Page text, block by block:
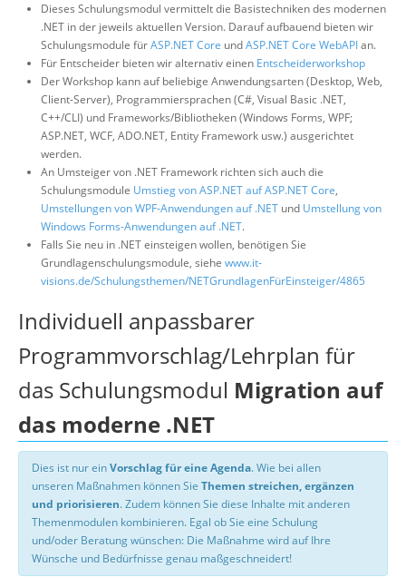
Dieses Schulungsmodul vermittelt die Basistechniken des modernen
.NET in der jeweils aktuellen Version. Darauf aufbauend bieten wir
Schulungsmodule fürASP.NET Core undASP.NET Core WebAPIan.
Für Entscheider bieten wir alternativ einen Entscheiderworkshop
Der Workshop kann auf beliebige Anwendungsarten (Desktop, Web,
Client-Server), Programmiersprachen (C#, Visual Basic .NET,
C++/CLI) und Frameworks/Bibliotheken (Windows Forms, WPF;
ASP.NET, WCF, ADO.NET, Entity Framework usw.) ausgerichtet
werden.
An Umsteiger von .NET Framework richten sich auch die
Schulungsmodule Umstieg von ASP.NET auf ASP.NET Core,
Umstellungen von WPF-Anwendungen auf .NET und Umstellung von
Windows Forms-Anwendungen auf .NET.
Falls Sie neu in .NET einsteigen wollen, benötigen Sie
Grundlagenschulungsmodule, siehe www.it-
visions.de/Schulungsthemen/NETGrundlagenFürEinsteiger/4865
Individuell anpassbarer
Programmvorschlag/Lehrplan für
das Schulungsmodul Migration auf
das moderne .NET
Dies ist nur einVorschlag für eine Agenda. Wie bei allen
unseren Maßnahmen können Sie Themen streichen, ergänzen
und priorisieren. Zudem können Sie diese Inhalte mit anderen
Themenmodulen kombinieren. Egal ob Sie eine Schulung
und/oder Beratung wünschen: Die Maßnahme wird auf Ihre
Wünsche und Bedürfnisse genau maßgeschneidert!